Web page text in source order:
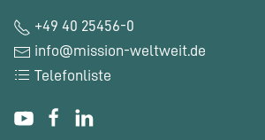
+49 40 25456-0
info@mission-weltweit.de
Telefonliste